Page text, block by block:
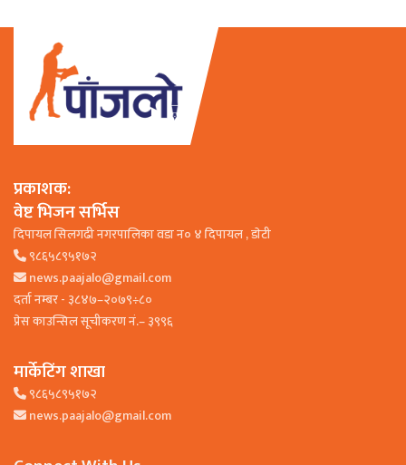
प्रकाशक:
वेष्ट भिजन सर्भिस
दिपायल सिलगढी नगरपालिका वडा न० ४ दिपायल , डाेटी
९८६५८९५१७२
news.paajalo@gmail.com
दर्ता नम्बर - ३८४७–२०७९÷८०
प्रेस काउन्सिल सूचीकरण नं.– ३९९६
मार्केटिंग शाखा
९८६५८९५१७२
news.paajalo@gmail.com